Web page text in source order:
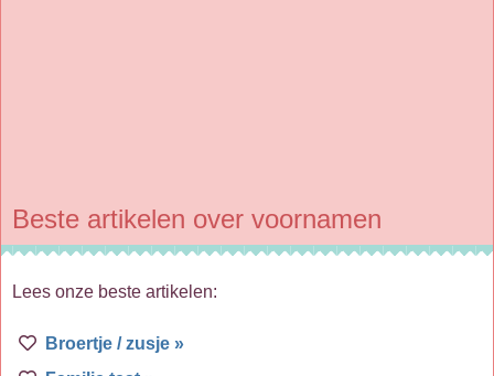
Beste artikelen over voornamen
Lees onze beste artikelen:
Broertje / zusje »